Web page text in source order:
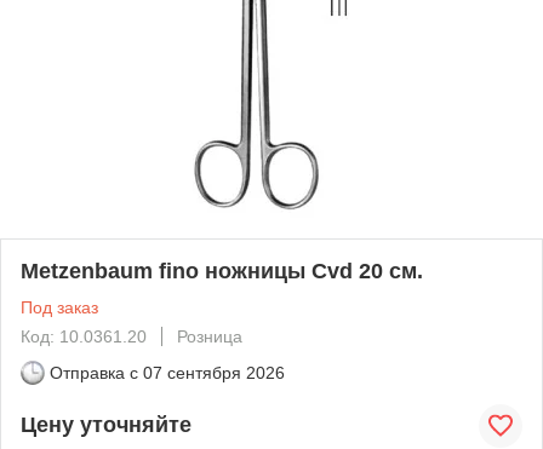
Metzenbaum fino ножницы Cvd 20 см.
Под заказ
Код: 10.0361.20
Розница
Отправка с 07 сентября 2026
Цену уточняйте